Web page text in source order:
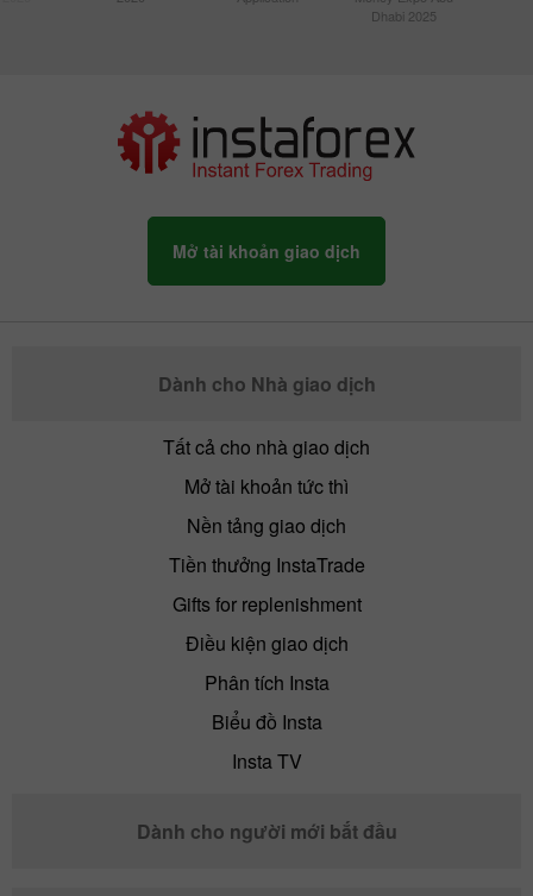
Dhabi 2025
Mở tài khoản giao dịch
Dành cho Nhà giao dịch
Tất cả cho nhà giao dịch
Mở tài khoản tức thì
Nền tảng giao dịch
Tiền thưởng InstaTrade
Gifts for replenishment
Điều kiện giao dịch
Phân tích Insta
Biểu đồ Insta
Insta TV
Dành cho người mới bắt đầu